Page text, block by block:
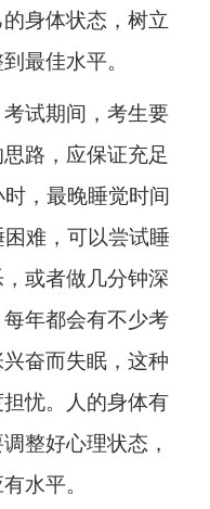
身体状态，树立
最佳水平。
试期间，考生要
路，应保证充足
，最晚睡觉时间
难，可以尝试睡
或者做几分钟深
年都会有不少考
奋而失眠，这种
忧。人的身体有
整好心理状态，
水平。